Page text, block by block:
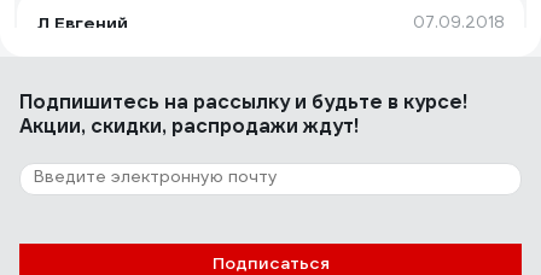
Л Евгений 07.09.2018
Качество!
90 отзывов
Отзыв о HARDY 0111-994825
Подпишитесь на рассылкуи будьте в курсе!
Акции, скидки, распродажи ждут!
Подписаться